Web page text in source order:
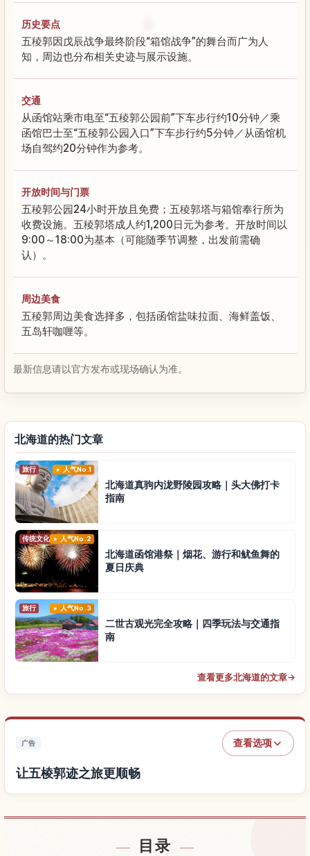
历史要点
五稜郭因戊辰战争最终阶段“箱馆战争”的舞台而广为人
知，周边也分布相关史迹与展示设施。
交通
从函馆站乘市电至“五稜郭公园前”下车步行约10分钟／乘
函馆巴士至“五稜郭公园入口”下车步行约5分钟／从函馆机
场自驾约20分钟作为参考。
开放时间与门票
五稜郭公园24小时开放且免费；五稜郭塔与箱馆奉行所为
收费设施。五稜郭塔成人约1,200日元为参考。开放时间以
9:00～18:00为基本（可能随季节调整，出发前需确
认）。
周边美食
五稜郭周边美食选择多，包括函馆盐味拉面、海鲜盖饭、
五岛轩咖喱等。
最新信息请以官方发布或现场确认为准。
北海道的热门文章
旅行 人气No.1
北海道真驹内泷野陵园攻略｜头大佛打卡
指南
传统文化 人气No.2
北海道函馆港祭｜烟花、游行和鱿鱼舞的
夏日庆典
旅行 人气No.3
二世古观光完全攻略｜四季玩法与交通指
南
查看更多北海道的文章→
广告 查看选项
让五棱郭迹之旅更顺畅
目录